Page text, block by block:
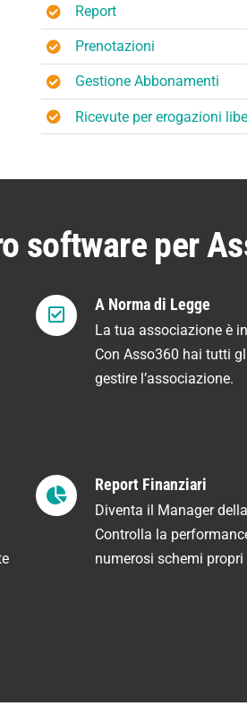
Report
Prenotazioni
Gestione Abbonamenti
Ricevute per erogazioni
software per
A Norma di Legge
La tua associazione è
Con Asso360 hai tutti
gestire l’associazione.
Report Finanziari
Diventa il Manager
Controlla la
numerosi schemi